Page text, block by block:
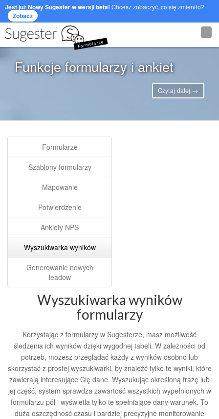
Jest już Nowy Sugester w wersji beta! Chcesz zobaczyć, co się zmieniło?
Zobacz
Formularze
Funkcje formularzy i ankiet
Czytaj dalej →
Formularze
Szablony formularzy
Mapowanie
Potwierdzenie
Ankiety NPS
Wyszukiwarka wyników
Generowanie nowych
leadow
Wyszukiwarka wyników
formularzy
Korzystając z formularzy w Sugesterze, masz możliwość
śledzenia ich wyników dzięki wygodnej tabeli. W zależności od
potrzeb, możesz przeglądać każdy z wyników osobno lub
skorzystać z prostej wyszukiwarki, by znaleźć tylko te wyniki, które
zawierają interesujące Cię dane. Wyszukując określoną frazę lub
jej część, system sprawdza zawartość wszystkich wypełnionych w
formularzu pól i wyświetla tylko te spełniające dany warunek. To
duża oszczędność czasu i bardziej precyzyjne monitorowanie